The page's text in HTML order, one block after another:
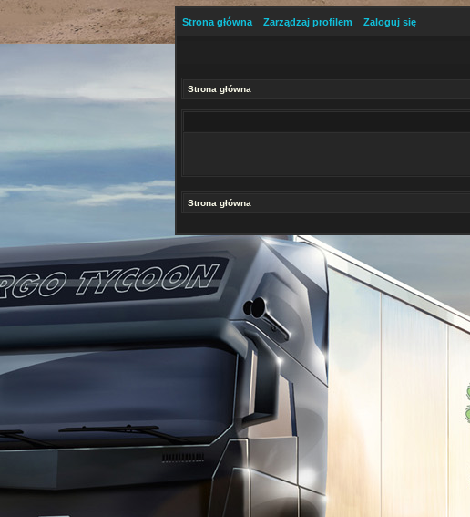
Strona główna Zarządzaj profilem Zaloguj się
Strona główna
Strona główna